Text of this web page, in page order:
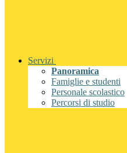
Servizi
Panoramica
Famiglie e studenti
Personale scolastico
Percorsi di studio